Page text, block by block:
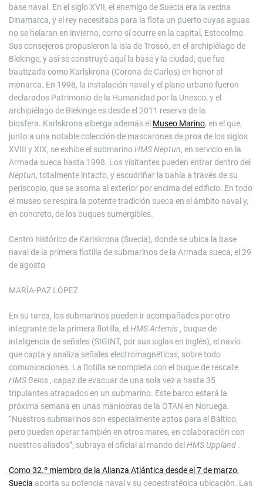
base naval. En el siglo XVII, el enemigo de Suecia era la vecina
Dinamarca, y el rey necesitaba para la flota un puerto cuyas aguas
no se helaran en invierno, como sí ocurre en la capital, Estocolmo.
Sus consejeros propusieron la isla de Trossö, en el archipiélago de
Blekinge, y así se construyó aquí la base y la ciudad, que fue
bautizada como Karlskrona (Corona de Carlos) en honor al
monarca. En 1998, la instalación naval y el plano urbano fueron
declarados Patrimonio de la Humanidad por la Unesco, y el
archipiélago de Blekinge es desde el 2011 reserva de la
biosfera. Karlskrona alberga además el Museo Marino, en el que,
junto a una notable colección de mascarones de proa de los siglos
XVIII y XIX, se exhibe el submarinoHMS Neptun, en servicio en la
Armada sueca hasta 1998. Los visitantes pueden entrar dentro del
Neptun, totalmente intacto, y escudriñar la bahía a través de su
periscopio, que se asoma al exterior por encima del edificio. En todo
el museo se respira la potente tradición sueca en el ámbito naval y,
en concreto, de los buques sumergibles.
Centro histórico de Karlskrona (Suecia), donde se ubica la base
naval de la primera flotilla de submarinos de la Armada sueca, el 29
de agosto
MARÍA-PAZ LÓPEZ
En su tarea, los submarinos pueden ir acompañados por otro
integrante de la primera flotilla, el HMS Artemis , buque de
inteligencia de señales (SIGINT, por sus siglas en inglés), el navío
que capta y analiza señales electromagnéticas, sobre todo
comunicaciones. La flotilla se completa con el buque de rescate
HMS Belos , capaz de evacuar de una sola vez a hasta 35
tripulantes atrapados en un submarino. Este barco estará la
próxima semana en unas maniobras de la OTAN en Noruega.
“Nuestros submarinos son especialmente aptos para el Báltico,
pero pueden operar también en otros mares, en colaboración con
nuestros aliados”, subraya el oficial al mando del HMS Uppland .
Como 32.º miembro de la Alianza Atlántica desde el 7 de marzo,
Suecia aporta su potencia naval y su geoestratégica ubicación. Las